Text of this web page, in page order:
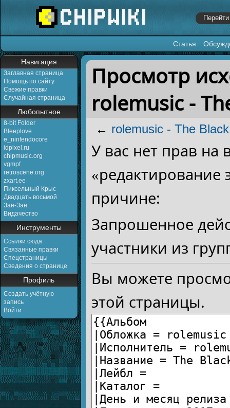
Статья
Навигация
Заглавная страница
Помощь по сайту
Свежие правки
Случайная страница
Любопытное
8-bit Folder
Bleeplove
e_nintendocore
idpixel.ru
chipmusic.org
vgmpf
retroscene.org
zxart.ee
Пиксельный Крыс
Двадцать восьмой
Зан-Зан
Видачество
Инструменты
Ссылки сюда
Связанные правки
Спецстраницы
Сведения о странице
Профиль
Создать учётную
запись
Войти
Перейти к:навигация,поиск
Просмотр
rolemusic -
← rolemusic - The
У вас нет прав на
причине:
Запрошенное
участники из
Вы можете
этой страницы.